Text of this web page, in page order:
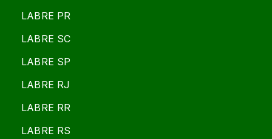
LABRE PR
LABRE SC
LABRE SP
LABRE RJ
LABRE RR
LABRE RS